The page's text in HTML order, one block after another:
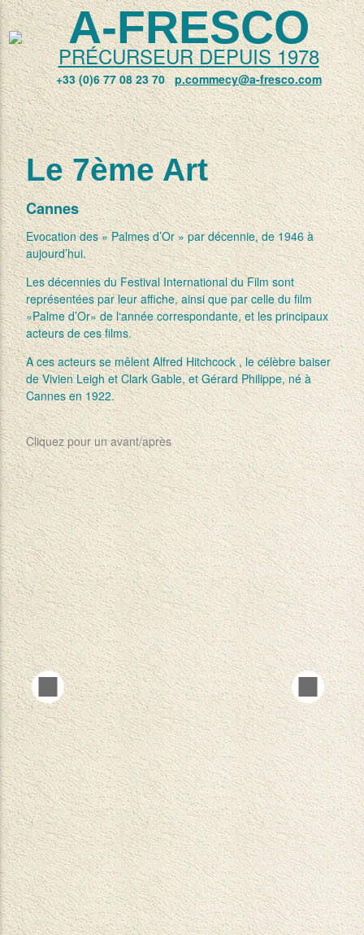
A-FRESCO
PRÉCURSEUR DEPUIS 1978
+33 (0)6 77 08 23 70p.commecy@a-fresco.com
Le 7ème Art
Cannes
Evocation des « Palmes d’Or » par décennie, de 1946 à
aujourd’hui.
Les décennies du Festival International du Film sont
représentées par leur affiche, ainsi que par celle du film
«Palme d’Or» de l‘année correspondante, et les principaux
acteurs de ces films.
A ces acteurs se mêlent Alfred Hitchcock , le célèbre baiser
de Vivien Leigh et Clark Gable, et Gérard Philippe, né à
Cannes en 1922.
Cliquez pour un avant/après